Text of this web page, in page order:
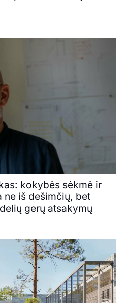
kokybės sėkmė ir
ne iš dešimčių, bet
gerų atsakymų